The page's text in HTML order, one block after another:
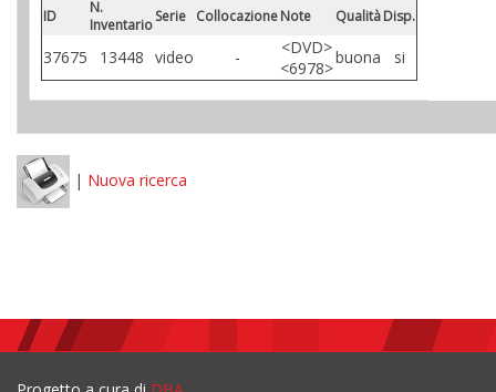
ID
N.
InventarioSerie CollocazioneNote QualitàDisp.
37675 13448 video -
<DVD>
<6978>
buona si
| Nuova ricerca